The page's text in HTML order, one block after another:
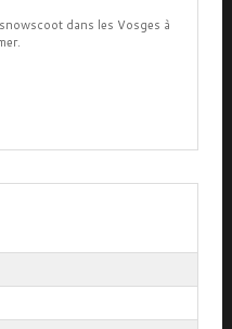
dans les Vosges à